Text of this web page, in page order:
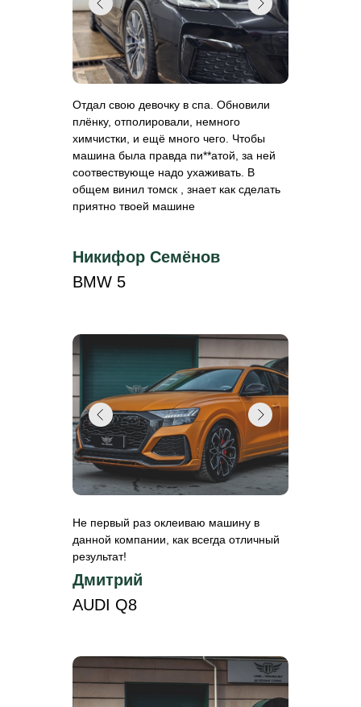
Не первый раз оклеиваю машину в
данной компании, как всегда отличный
результат!
Отдал свою девочку в спа. Обновили
плёнку, отполировали, немного
химчистки, и ещё много чего. Чтобы
машина была правда пи**атой, за ней
соотвествующе надо ухаживать. В
общем винил томск , знает как сделать
приятно твоей машине
Дмитрий
Никифор Семёнов
AUDI Q8
BMW 5